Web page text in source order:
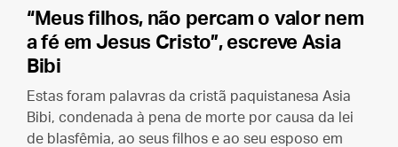
“Meus filhos, não percam o valor nem
a fé em Jesus Cristo”, escreve Asia
Bibi
Estas foram palavras da cristã paquistanesa Asia
Bibi, condenada à pena de morte por causa da lei
de blasfêmia, ao seus filhos e ao seu esposo em